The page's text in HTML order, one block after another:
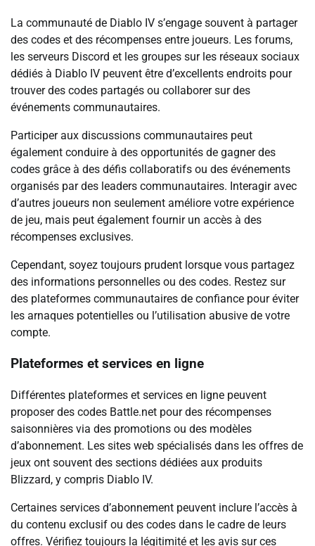
La communauté de Diablo IV s’engage souvent à partager
des codes et des récompenses entre joueurs. Les forums,
les serveurs Discord et les groupes sur les réseaux sociaux
dédiés à Diablo IV peuvent être d’excellents endroits pour
trouver des codes partagés ou collaborer sur des
événements communautaires.
Participer aux discussions communautaires peut
également conduire à des opportunités de gagner des
codes grâce à des défis collaboratifs ou des événements
organisés par des leaders communautaires. Interagir avec
d’autres joueurs non seulement améliore votre expérience
de jeu, mais peut également fournir un accès à des
récompenses exclusives.
Cependant, soyez toujours prudent lorsque vous partagez
des informations personnelles ou des codes. Restez sur
des plateformes communautaires de confiance pour éviter
les arnaques potentielles ou l’utilisation abusive de votre
compte.
Plateformes et services en ligne
Différentes plateformes et services en ligne peuvent
proposer des codes Battle.net pour des récompenses
saisonnières via des promotions ou des modèles
d’abonnement. Les sites web spécialisés dans les offres de
jeux ont souvent des sections dédiées aux produits
Blizzard, y compris Diablo IV.
Certaines services d’abonnement peuvent inclure l’accès à
du contenu exclusif ou des codes dans le cadre de leurs
offres. Vérifiez toujours la légitimité et les avis sur ces